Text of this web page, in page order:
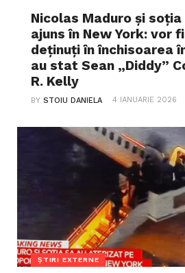
Nicolas Maduro și soția
ajuns în New York: vor fi
deținuți în închisoarea
au stat Sean „Diddy”
R. Kelly
BYSTOIU DANIELA 4 IANUARIE 2026
ȘTIRI EXTERNE